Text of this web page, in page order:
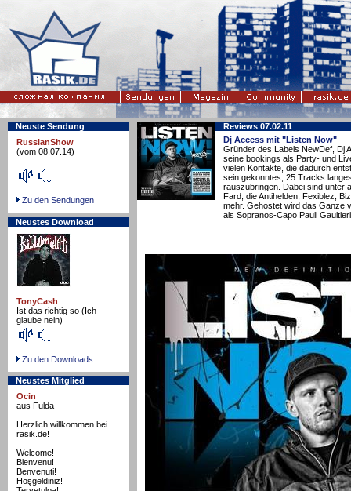
Neuste Sendung
RussianShow
(vom 08.07.14)
Zu den Sendungen
Neustes Download
TonyCash
Ist das richtig so (Ich
glaube nein)
Zu den Downloads
Neustes Mitglied
Ocin
aus Fulda
Herzlich willkommen bei
rasik.de!
Welcome!
Bienvenu!
Benvenuti!
Hoşgeldiniz!
Reviews 07.02.11
Dj Access mit "Listen Now"
Gründer des Labels NewDef, Dj
seine bookings als Party- und
vielen Kontakte, die dadurch
sein gekonntes, 25 Tracks
rauszubringen. Dabei sind unter
Fard, die Antihelden, Fexiblez,
mehr. Gehostet wird das Ganze
als Sopranos-Capo Pauli